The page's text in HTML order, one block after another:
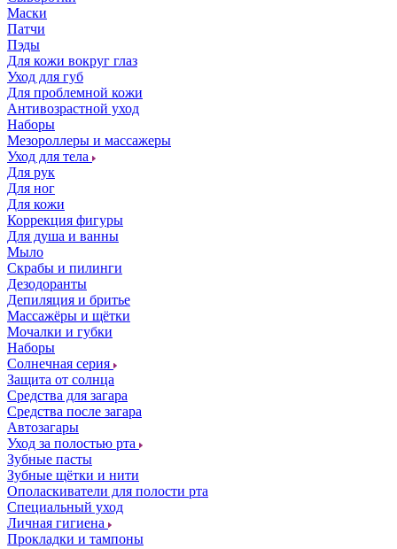
Маски
Патчи
Пэды
Для кожи вокруг глаз
Уход для губ
Для проблемной кожи
Антивозрастной уход
Наборы
Мезороллеры и массажеры
Уход для тела
Для рук
Для ног
Для кожи
Коррекция фигуры
Для душа и ванны
Мыло
Скрабы и пилинги
Дезодоранты
Депиляция и бритье
Массажёры и щётки
Мочалки и губки
Наборы
Солнечная серия
Защита от солнца
Средства для загара
Средства после загара
Автозагары
Уход за полостью рта
Зубные пасты
Зубные щётки и нити
Ополаскиватели для полости рта
Специальный уход
Личная гигиена
Прокладки и тампоны